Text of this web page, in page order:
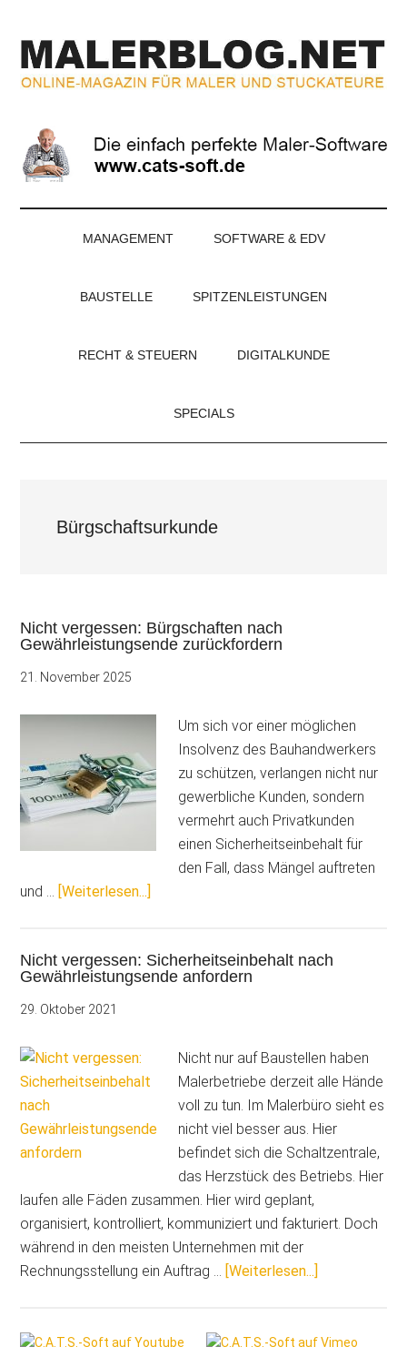
springen
secondary
menu
springen
springen
Magazin
für
Maler
und
MANAGEMENT SOFTWARE & EDV
BAUSTELLE SPITZENLEISTUNGEN
RECHT & STEUERN DIGITALKUNDE
SPECIALS
Bürgschaftsurkunde
Nicht vergessen: Bürgschaften nach
Gewährleistungsende zurückfordern
21. November 2025
Um sich vor einer möglichen
Insolvenz des Bauhandwerkers
zu schützen, verlangen nicht nur
gewerbliche Kunden, sondern
vermehrt auch Privatkunden
einen Sicherheitseinbehalt für
den Fall, dass Mängel auftreten
und … [Weiterlesen...]
nach
Gewährleistungsende
Nicht vergessen: Sicherheitseinbehalt nach
Gewährleistungsende anfordern
29. Oktober 2021
Nicht nur auf Baustellen haben
Malerbetriebe derzeit alle Hände
voll zu tun. Im Malerbüro sieht es
nicht viel besser aus. Hier
befindet sich die Schaltzentrale,
das Herzstück des Betriebs. Hier
laufen alle Fäden zusammen. Hier wird geplant,
organisiert, kontrolliert, kommuniziert und fakturiert. Doch
während in den meisten Unternehmen mit der
Rechnungsstellung ein Auftrag … [Weiterlesen...]
nach
Seitenspalte